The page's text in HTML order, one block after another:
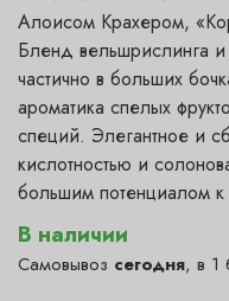
В наличии
Самовывоз сегодня, в 1
Алоисом Крахером,
Бленд вельшрислинга
частично в больших
ароматика спелых
специй. Элегантное и
кислотностью и
большим потенциалом